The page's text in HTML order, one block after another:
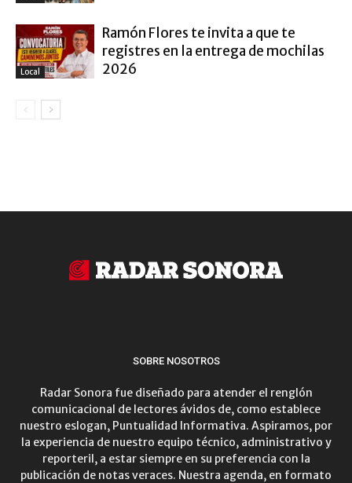
Local
Ramón Flores te invita a que te
registres en la entrega de mochilas
2026
SOBRE NOSOTROS
Radar Sonora fue diseñado para atender el renglón
comunicacional de lectores ávidos de, como establece
nuestro eslogan, Puntualidad Informativa. Aspiramos, por
la experiencia de nuestro equipo técnico, administrativo y
reporteril, a estar siempre en su preferencia con la
publicación de notas veraces. Nuestra agenda, en formato